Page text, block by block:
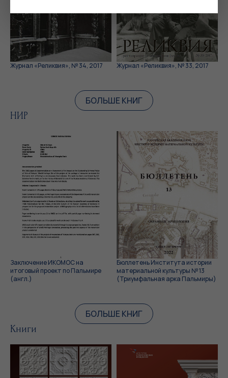
Журнал «Реликвия», № 34, 2017 Журнал «Реликвия», № 33, 2017
БОЛЬШЕ КНИГ
НИР
Заключение ИКОМОС на
итоговый проект по Пальмире
(англ.)
Бюллетень Института истории
материальной культуры № 13
(Триумфальная арка Пальмиры)
БОЛЬШЕ КНИГ
Книги